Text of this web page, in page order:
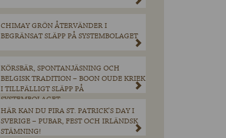
CHIMAY GRÖN ÅTERVÄNDER I
BEGRÄNSAT SLÄPP PÅ SYSTEMBOLAGET
KÖRSBÄR, SPONTANJÄSNING OCH
BELGISK TRADITION – BOON OUDE KRIEK
I TILLFÄLLIGT SLÄPP PÅ
SYSTEMBOLAGET.
HÄR KAN DU FIRA ST. PATRICK’S DAY I
SVERIGE – PUBAR, FEST OCH IRLÄNDSK
STÄMNING!